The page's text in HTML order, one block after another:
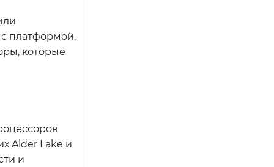
платформой.
которые
Alder Lake и
и